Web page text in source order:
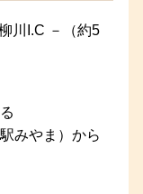
川I.C －（約5
みやま）から